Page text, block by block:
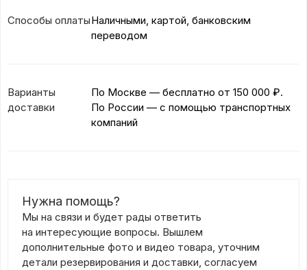
Способы оплатыНаличными, картой, банковским
переводом
Варианты
доставки
По Москве — бесплатно от 150 000 ₽.
По России — с помощью транспортных
компаний
Нужна помощь?
Мы на связи и будет рады ответить
на интересующие вопросы. Вышлем
дополнительные фото и видео товара, уточним
детали резервирования и доставки, согласуем